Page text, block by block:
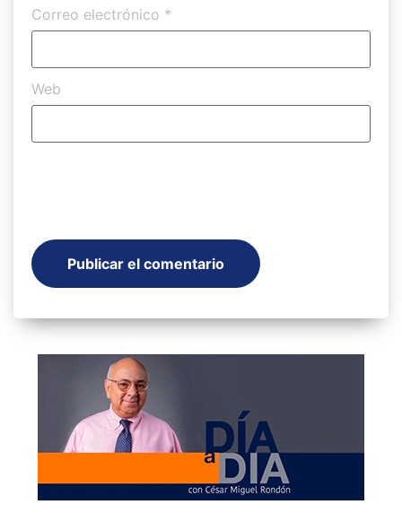
Correo electrónico *
Web